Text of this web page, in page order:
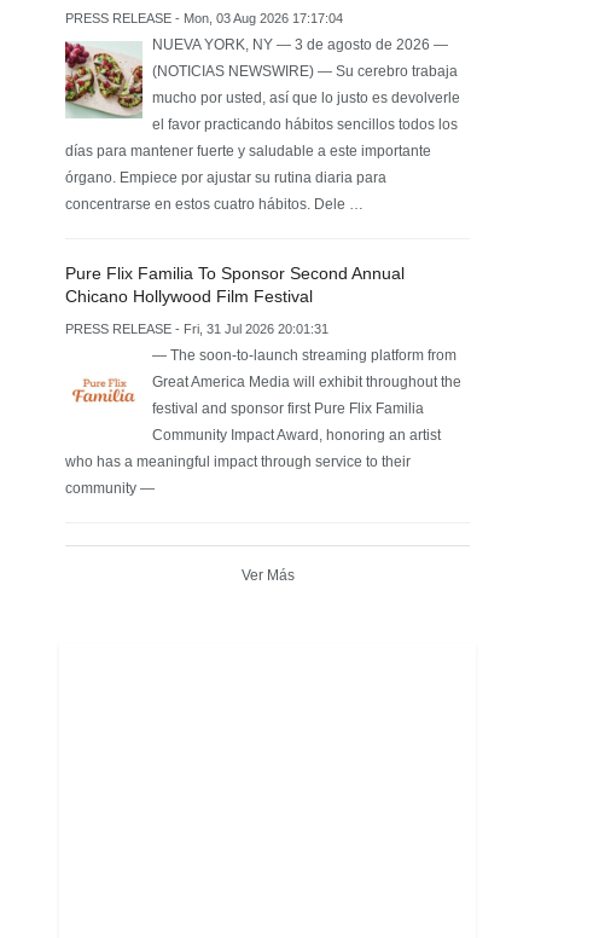
PRESS RELEASE - Mon, 03 Aug 2026 17:17:04
NUEVA YORK, NY — 3 de agosto de 2026 —
(NOTICIAS NEWSWIRE) — Su cerebro trabaja
mucho por usted, así que lo justo es devolverle
el favor practicando hábitos sencillos todos los
días para mantener fuerte y saludable a este importante
órgano. Empiece por ajustar su rutina diaria para
concentrarse en estos cuatro hábitos. Dele …
Pure Flix Familia To Sponsor Second Annual
Chicano Hollywood Film Festival
PRESS RELEASE - Fri, 31 Jul 2026 20:01:31
— The soon-to-launch streaming platform from
Great America Media will exhibit throughout the
festival and sponsor first Pure Flix Familia
Community Impact Award, honoring an artist
who has a meaningful impact through service to their
community —
Ver Más